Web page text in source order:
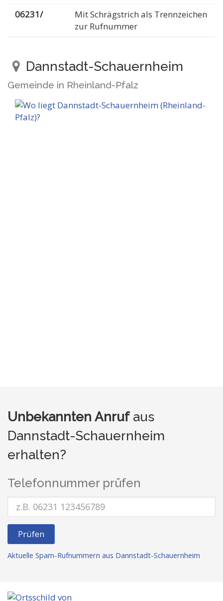
06231/
Mit Schrägstrich als Trennzeichen
zur Rufnummer
Dannstadt-Schauernheim
Gemeinde in Rheinland-Pfalz
Unbekannten Anrufaus
Dannstadt-Schauernheim
erhalten?
Telefonnummer prüfen
Prüfen
Aktuelle Spam-Rufnummern aus Dannstadt-Schauernheim